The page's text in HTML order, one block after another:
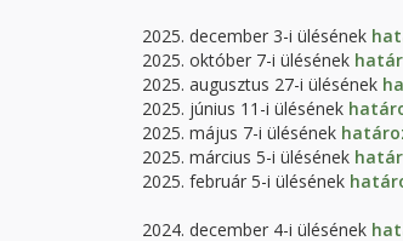
2025. december 3-i ülésének
2025. október 7-i ülésének
2025. augusztus 27-i ülésének
2025. június 11-i ülésének
2025. május 7-i ülésének
2025. március 5-i ülésének
2025. február 5-i ülésének
2024. december 4-i ülésének